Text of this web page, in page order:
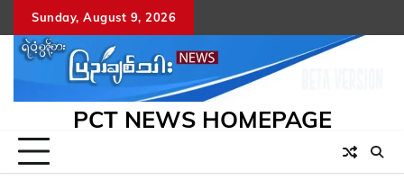
to
content
Sunday, August 9, 2026
PCT NEWS HOMEPAGE